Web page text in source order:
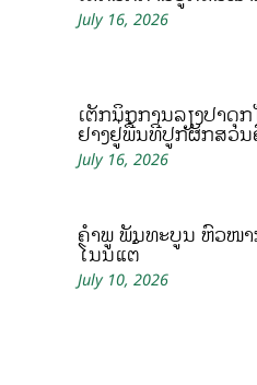
July 16, 2026
ເຕັກນິກການລ້ຽງປາດຸ
ຢາງຢູ່ພື້ນທີ່ປູກຜັກສວນ
July 16, 2026
ຄໍາພູ ພັນທະບູນ ຫົວໜ້
ໂນນແຕ້
July 10, 2026